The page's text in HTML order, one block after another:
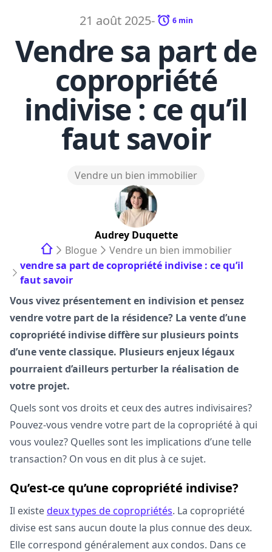
21 août 2025- 6min
Vendre sa part de
copropriété
indivise : ce qu’il
faut savoir
Vendre un bien immobilier
Audrey Duquette
Blogue
Vendre un bien immobilier
vendre sa part de copropriété indivise : ce qu’il
faut savoir
Vous vivez présentement en indivision et pensez
vendre votre part de la résidence? La vente d’une
copropriété indivise diffère sur plusieurs points
d’une vente classique. Plusieurs enjeux légaux
pourraient d’ailleurs perturber la réalisation de
votre projet.
Quels sont vos droits et ceux des autres indivisaires?
Pouvez-vous vendre votre part de la copropriété à qui
vous voulez? Quelles sont les implications d’une telle
transaction? On vous en dit plus à ce sujet.
Qu’est-ce qu’une copropriété indivise?
Il existedeux types de copropriétés. La copropriété
divise est sans aucun doute la plus connue des deux.
Elle correspond généralement aux condos. Dans ce